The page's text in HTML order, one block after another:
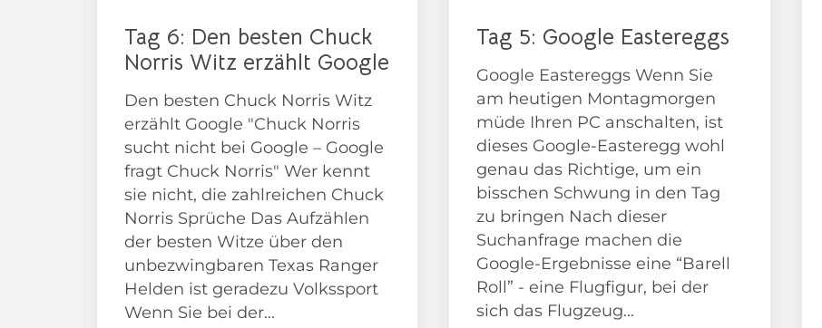
Tag 6: Den besten Chuck
Norris Witz erzählt Google
Den besten Chuck Norris Witz
erzählt Google "Chuck Norris
sucht nicht bei Google – Google
fragt Chuck Norris" Wer kennt
sie nicht, die zahlreichen Chuck
Norris Sprüche Das Aufzählen
der besten Witze über den
unbezwingbaren Texas Ranger
Helden ist geradezu Volkssport
Wenn Sie bei der...
Tag 5: Google Eastereggs
Google Eastereggs Wenn Sie
am heutigen Montagmorgen
müde Ihren PC anschalten, ist
dieses Google-Easteregg wohl
genau das Richtige, um ein
bisschen Schwung in den Tag
zu bringen Nach dieser
Suchanfrage machen die
Google-Ergebnisse eine “Barell
Roll” - eine Flugfigur, bei der
sich das Flugzeug...